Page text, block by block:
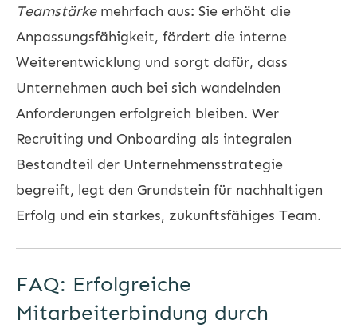
Teamstärkemehrfach aus: Sie erhöht die
Anpassungsfähigkeit, fördert die interne
Weiterentwicklung und sorgt dafür, dass
Unternehmen auch bei sich wandelnden
Anforderungen erfolgreich bleiben. Wer
Recruiting und Onboarding als integralen
Bestandteil der Unternehmensstrategie
begreift, legt den Grundstein für nachhaltigen
Erfolg und ein starkes, zukunftsfähiges Team.
FAQ: Erfolgreiche
Mitarbeiterbindung durch